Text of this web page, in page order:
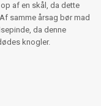
af en skål, da dette
samme årsag bør mad
da denne
knogler.